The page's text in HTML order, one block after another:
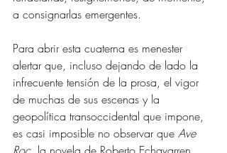
a consignarlas emergentes.
Para abrir esta cuaterna es menester
alertar que, incluso dejando de lado la
infrecuente tensión de la prosa, el vigor
de muchas de sus escenas y la
geopolítica transoccidental que impone,
es casi imposible no observar que Ave